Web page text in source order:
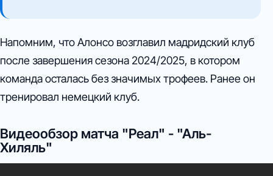
Напомним, что Алонсо возглавил мадридский клуб
после завершения сезона 2024/2025, в котором
команда осталась без значимых трофеев. Ранее он
тренировал немецкий клуб.
Видеообзор матча "Реал" - "Аль-
Хиляль"